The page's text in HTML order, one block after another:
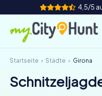
4,5/5
So funktioniert's
Städte
Startseite Städte Girona